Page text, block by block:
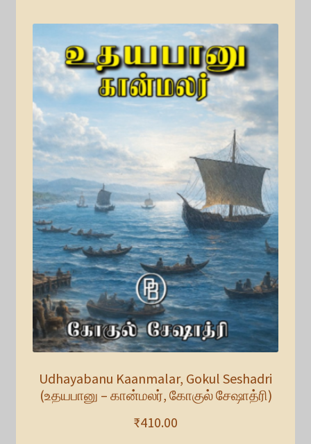
Udhayabanu Kaanmalar, Gokul Seshadri
(உதயபானு – கான்மலர், கோகுல் சேஷாத்ரி)
₹410.00